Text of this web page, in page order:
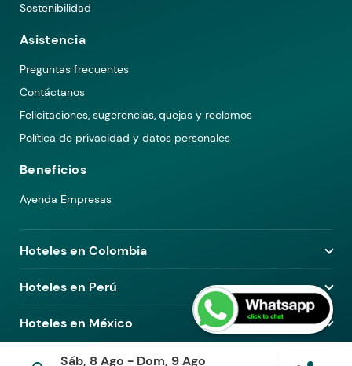
Sostenibilidad
Asistencia
Preguntas frecuentes
Contáctanos
Felicitaciones, sugerencias, quejas y reclamos
Política de privacidad y datos personales
Beneficios
Ayenda Empresas
Hoteles en Colombia
Hoteles en Medellín
Hoteles en Bogotá
Hoteles en Pereira
Hoteles en Perú
Hoteles en Lima
Hoteles en Arequipa
Hoteles en Piura
Hoteles en México
Hoteles en Ciudad de México
© 2026 Ayenda. Todos los derechos reservados.
Sáb, 8 Ago - Dom, 9 Ago